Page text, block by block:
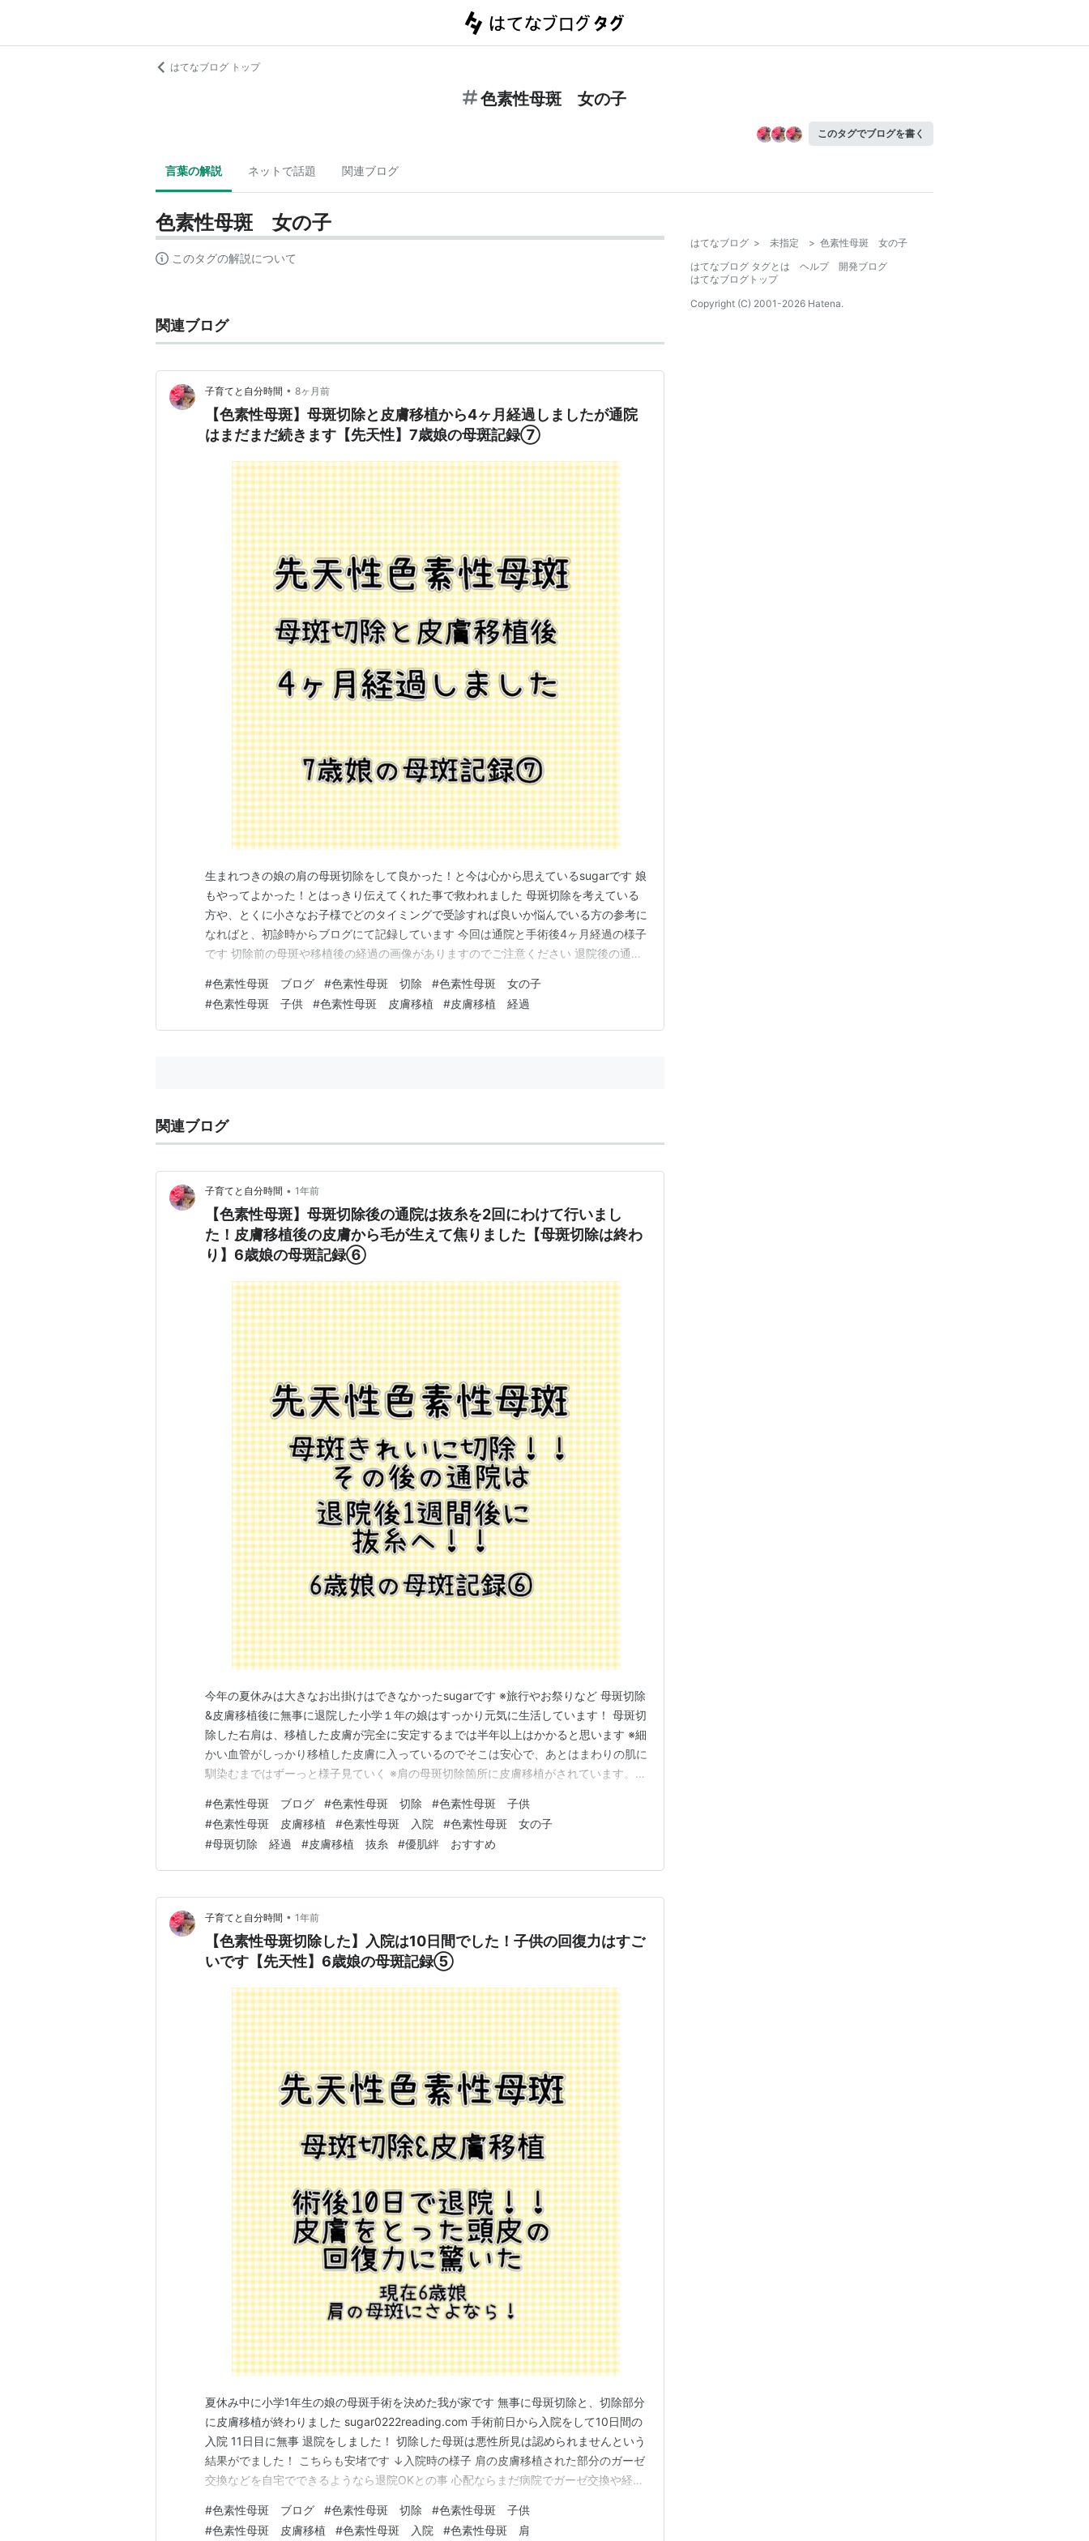
はてなブログ トップ
色素性母斑 女の子
このタグでブログを書く
言葉の解説 ネットで話題 関連ブログ
色素性母斑 女の子
このタグの解説について
関連ブログ
子育てと自分時間 • 8ヶ月前
【色素性母斑】母斑切除と皮膚移植から4ヶ月経過しましたが通院
はまだまだ続きます【先天性】7歳娘の母斑記録⑦
生まれつきの娘の肩の母斑切除をして良かった！と今は心から思えているsugarです 娘
もやってよかった！とはっきり伝えてくれた事で救われました 母斑切除を考えている
方や、とくに小さなお子様でどのタイミングで受診すれば良いか悩んでいる方の参考に
なればと、初診時からブログにて記録しています 今回は通院と手術後4ヶ月経過の様子
です 切除前の母斑や移植後の経過の画像がありますのでご注意ください 退院後の通院
ーゼ貼る生活 肌がかぶれる 生活は普通通り 実際の皮膚移植部分の様子 最後に 退院後
の通院の頻度 手術をし退院してから…
#色素性母斑 ブログ #色素性母斑 切除 #色素性母斑 女の子
#色素性母斑 子供 #色素性母斑 皮膚移植 #皮膚移植 経過
関連ブログ
子育てと自分時間 • 1年前
【色素性母斑】母斑切除後の通院は抜糸を2回にわけて行いまし
た！皮膚移植後の皮膚から毛が生えて焦りました【母斑切除は終わ
り】6歳娘の母斑記録⑥
今年の夏休みは大きなお出掛けはできなかったsugarです ※旅行やお祭りなど 母斑切除
&皮膚移植後に無事に退院した小学１年の娘はすっかり元気に生活しています！ 母斑切
除した右肩は、移植した皮膚が完全に安定するまでは半年以上はかかると思います ※細
かい血管がしっかり移植した皮膚に入っているのでそこは安心で、あとはまわりの肌に
馴染むまではずーっと様子見ていく ※肩の母斑切除箇所に皮膚移植がされています。ボ
毛が生えた 今後のケアは 優肌絆を知った 次回通院は 最後に 抜糸1回目 退院から1週間
後に移植した皮膚まわりの…
#色素性母斑 ブログ #色素性母斑 切除 #色素性母斑 子供
#色素性母斑 皮膚移植 #色素性母斑 入院 #色素性母斑 女の子
#母斑切除 経過 #皮膚移植 抜糸 #優肌絆 おすすめ
子育てと自分時間 • 1年前
【色素性母斑切除した】入院は10日間でした！子供の回復力はすご
いです【先天性】6歳娘の母斑記録⑤
夏休み中に小学1年生の娘の母斑手術を決めた我が家です 無事に母斑切除と、切除部分
に皮膚移植が終わりました sugar0222reading.com 手術前日から入院をして10日間の
入院 11日目に無事 退院をしました！ 切除した母斑は悪性所見は認められませんという
結果がでました！ こちらも安堵です ↓入院時の様子 肩の皮膚移植された部分のガーゼ
交換などを自宅でできるようなら退院OKとの事 心配ならまだ病院でガーゼ交換や経過
は肩の抜糸もあるのでまた通院となりますが、ひとまず帰れました 退院間近の娘に対
#色素性母斑 ブログ #色素性母斑 切除 #色素性母斑 子供
#色素性母斑 皮膚移植 #色素性母斑 入院 #色素性母斑 肩
はてなブログ > 未指定 > 色素性母斑 女の子
はてなブログ タグとは
ヘルプ
開発ブログ
はてなブログトップ
Copyright (C) 2001-2026 Hatena.